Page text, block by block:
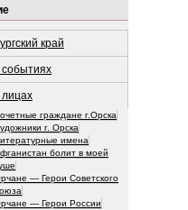
край
событиях
лицах
граждане г.Орска
г. Орска
имена
болит в моей
— Герои Советского
— Герои России